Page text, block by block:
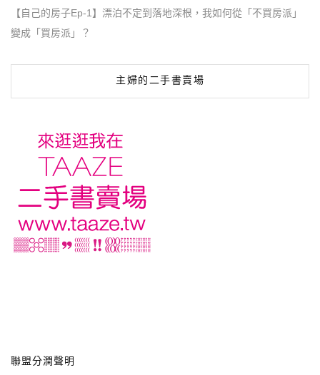
【自己的房子Ep-1】漂泊不定到落地深根，我如何從「不買房派」
變成「買房派」？
主婦的二手書賣場
聯盟分潤聲明